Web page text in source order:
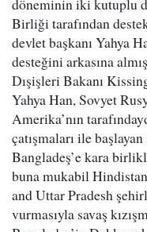
Birliği tarafından
devlet başkanı Yahya
desteğini arkasına
Dışişleri Bakanı
Yahya Han, Sovyet
Amerika’nın
çatışmaları ile
Bangladeş’e kara
buna mukabil
and Uttar Pradesh
vurmasıyla savaş